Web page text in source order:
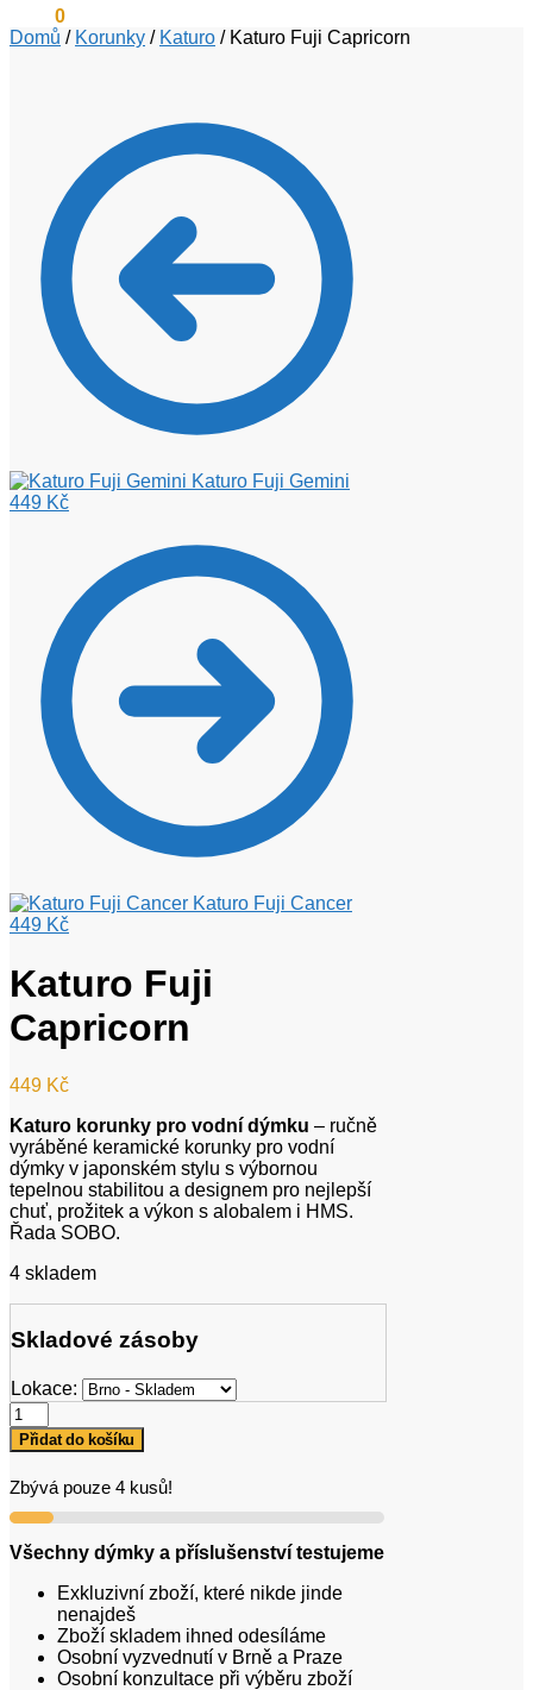
0
Domů / Korunky / Katuro / Katuro Fuji Capricorn
Katuro Fuji Gemini
449 Kč
Katuro Fuji Cancer
449 Kč
Katuro Fuji
Capricorn
449 Kč
Katuro korunky pro vodní dýmku – ručně
vyráběné keramické korunky pro vodní
dýmky v japonském stylu s výbornou
tepelnou stabilitou a designem pro nejlepší
chuť, prožitek a výkon s alobalem i HMS.
Řada SOBO.
4 skladem
Skladové zásoby
Lokace:
Katuro
Fuji
Capricorn
Přidat do košíku
Zbývá pouze 4 kusů!
Všechny dýmky a příslušenství testujeme
Exkluzivní zboží, které nikde jinde
nenajdeš
Zboží skladem ihned odesíláme
Osobní vyzvednutí v Brně a Praze
Osobní konzultace při výběru zboží